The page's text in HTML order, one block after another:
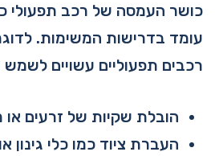
כושר העמסה של רכב תפעולי
עומד בדרישות המשימות.
רכבים תפעוליים עשויים לשמש
הובלת שקיות של זרעים או
העברת ציוד כמו כלי גינון